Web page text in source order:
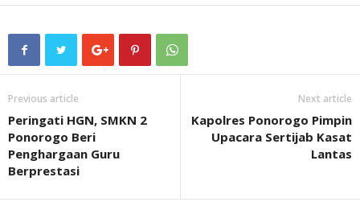
Previous article
Peringati HGN, SMKN 2
Ponorogo Beri
Penghargaan Guru
Berprestasi
Next article
Kapolres Ponorogo Pimpin
Upacara Sertijab Kasat
Lantas